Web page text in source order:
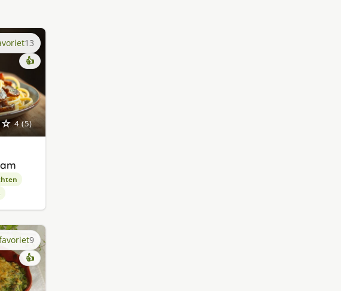
4 (5)
13
👍
9
👍